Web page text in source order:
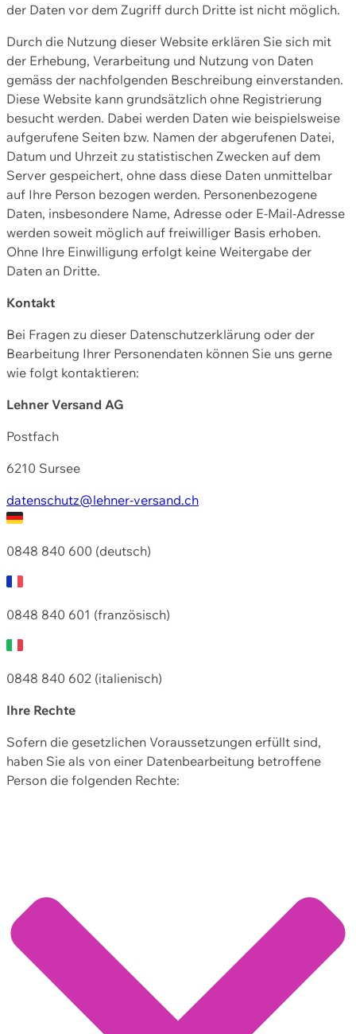
der Daten vor dem Zugriff durch Dritte ist nicht möglich.
Durch die Nutzung dieser Website erklären Sie sich mit
der Erhebung, Verarbeitung und Nutzung von Daten
gemäss der nachfolgenden Beschreibung einverstanden.
Diese Website kann grundsätzlich ohne Registrierung
besucht werden. Dabei werden Daten wie beispielsweise
aufgerufene Seiten bzw. Namen der abgerufenen Datei,
Datum und Uhrzeit zu statistischen Zwecken auf dem
Server gespeichert, ohne dass diese Daten unmittelbar
auf Ihre Person bezogen werden. Personenbezogene
Daten, insbesondere Name, Adresse oder E-Mail-Adresse
werden soweit möglich auf freiwilliger Basis erhoben.
Ohne Ihre Einwilligung erfolgt keine Weitergabe der
Daten an Dritte.
Kontakt
Bei Fragen zu dieser Datenschutzerklärung oder der
Bearbeitung Ihrer Personendaten können Sie uns gerne
wie folgt kontaktieren:
Lehner Versand AG
Postfach
6210 Sursee
datenschutz@lehner-versand.ch
0848 840 600 (deutsch)
0848 840 601 (französisch)
0848 840 602 (italienisch)
Ihre Rechte
Sofern die gesetzlichen Voraussetzungen erfüllt sind,
haben Sie als von einer Datenbearbeitung betroffene
Person die folgenden Rechte: